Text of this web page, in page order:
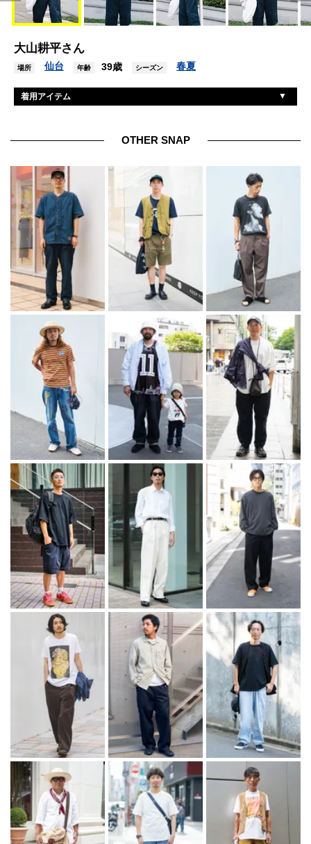
大山耕平さん
場所 仙台 年齢 39歳 シーズン 春夏
着用アイテム
シューズ アディダス
帽子 ブラックバード
ブレスレット 古着
リング 古着
OTHER SNAP